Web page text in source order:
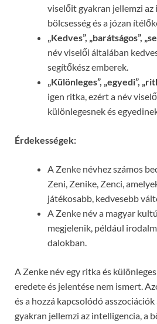
viselőit gyakran jellemzi az
bölcsesség és a józan
„Kedves”, „barátságos”,
név viselői általában
segítőkész emberek.
„Különleges”, „egyedi”,
igen ritka, ezért a név
különlegesnek és
Érdekességek:
A Zenke névhez számos
Zeni, Zenike, Zenci,
játékosabb, kedvesebb
A Zenke név a magyar
megjelenik, például
dalokban.
A Zenke név egy ritka és
eredete és jelentése nem ismert.
és a hozzá kapcsolódó
gyakran jellemzi az intelligencia, a